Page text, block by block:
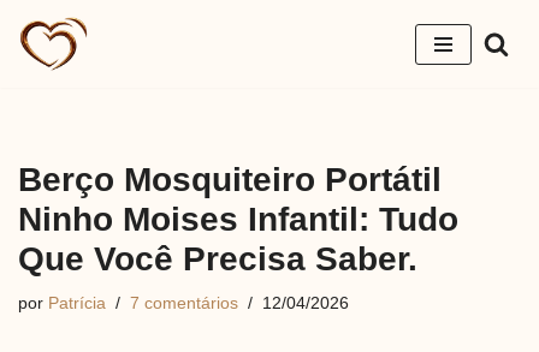
Pular
Berço Mosquiteiro Portátil
Ninho Moises Infantil: Tudo
Que Você Precisa Saber.
por Patrícia 7 comentários 12/04/2026